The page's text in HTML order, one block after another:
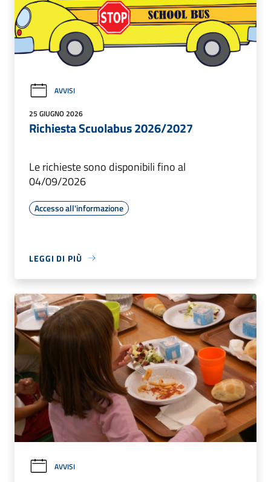
AVVISI
25 GIUGNO 2026
Richiesta Scuolabus 2026/2027
Le richieste sono disponibili fino al
04/09/2026
Accesso all'informazione
LEGGI DI PIÙ
AVVISI